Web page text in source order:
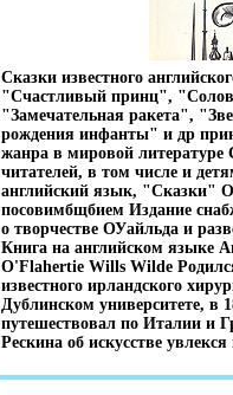
Сказки известного
"Счастливый принц",
"Замечательная ракета",
рождения инфанты" и др
жанра в мировой
читателей, в том числе и
английский язык, "Сказки"
посовимбщбием Издание
о творчестве ОУайльда и
Книга на английском языке
O'Flahertie Wills Wilde
известного ирландского
Дублинском университете, в
путешествовал по Италии и
Рескина об искусстве